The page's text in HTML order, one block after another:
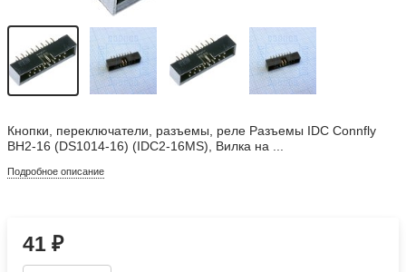
Кнопки, переключатели, разъемы, реле Разъемы IDC Connfly
BH2-16 (DS1014-16) (IDC2-16MS), Вилка на ...
Подробное описание
41₽